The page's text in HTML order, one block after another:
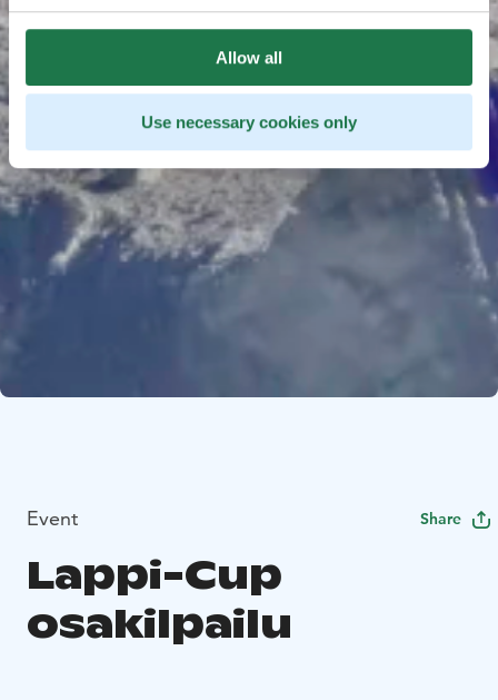
Allow all
Use necessary cookies only
Event Share
Lappi-Cup
osakilpailu